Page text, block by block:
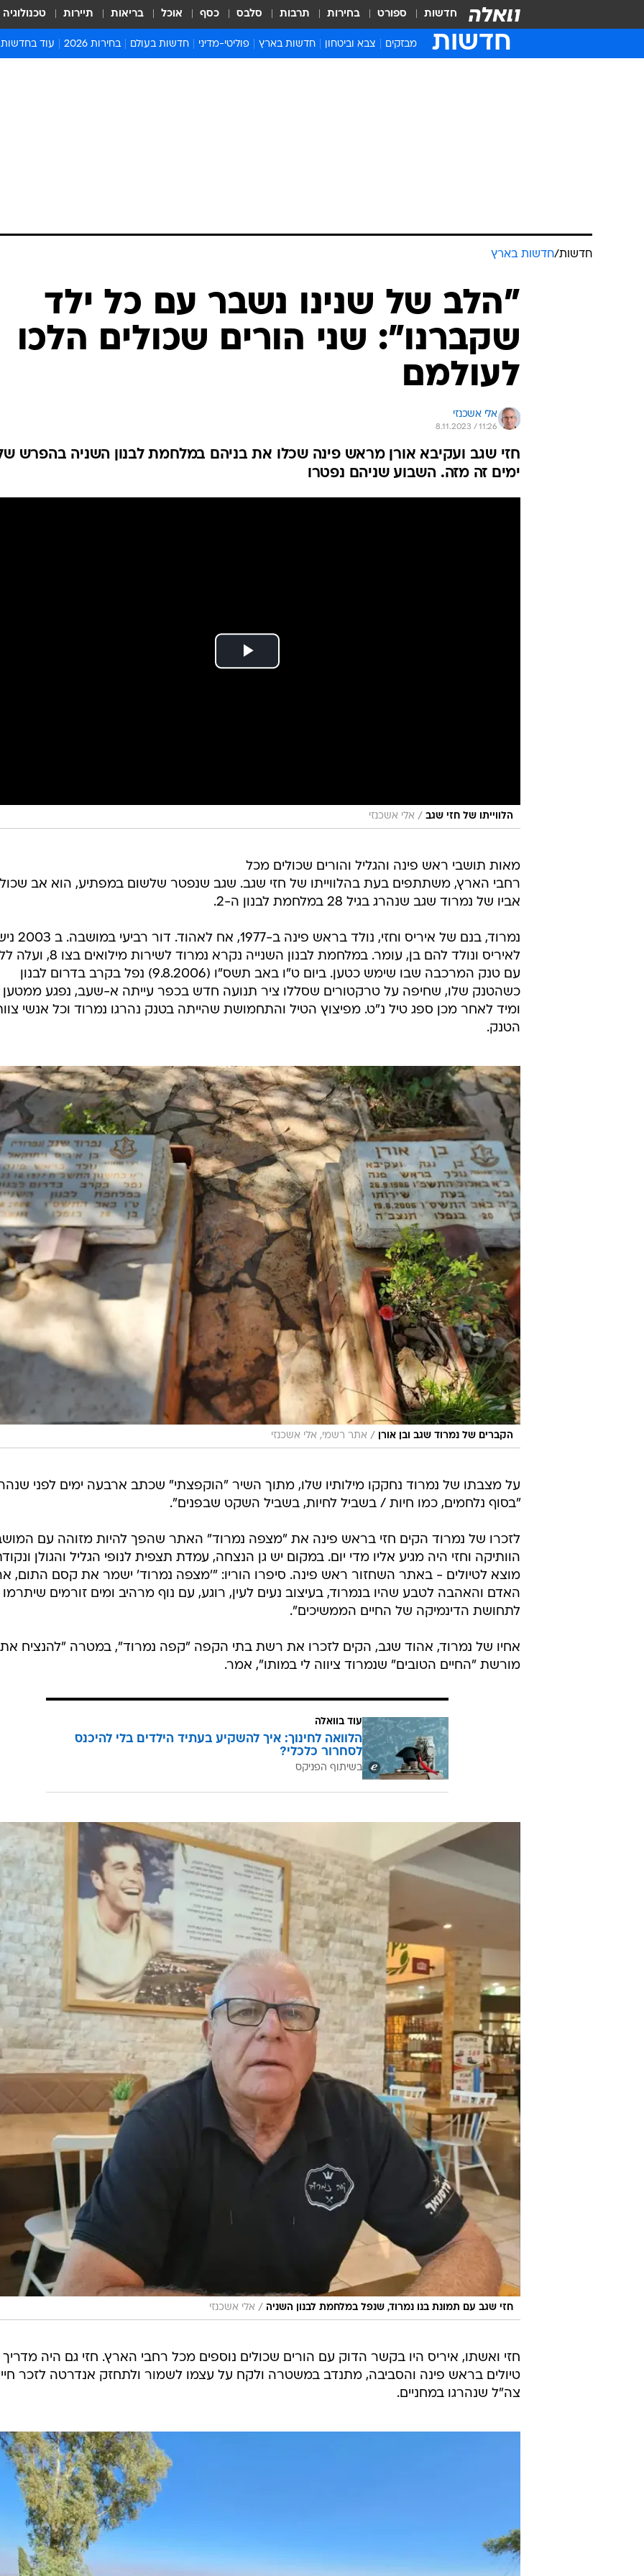
חדשות ספורט בחירות תרבות סלבס כסף אוכל בריאות תיירות טכנולוגיה
חדשות מבזקים צבא וביטחון חדשות בארץ פוליטי-מדיני חדשות בעולם בחירות 2026 עוד בחדשות
המייל האדום
חדשות/חדשות בארץ
"הלב של שנינו נשבר עם כל ילד
שקברנו": שני הורים שכולים הלכו
לעולמם
אלי אשכנזי
8.11.2023 / 11:26
ימים זה מזה. השבוע שניהם נפטרו
הלווייתו של חזי שגב / אלי אשכנזי
מאות תושבי ראש פינה והגליל והורים שכולים מכל
רחבי הארץ, משתתפים בעת בהלווייתו של חזי שגב. שגב שנפטר שלשום במפתיע, הוא אב
אביו של נמרוד שגב שנהרג בגיל 28 במלחמת לבנון ה-2.
נמרוד, בנם של איריס וחזי, נולד בראש
לאיריס ונולד להם בן, עומר. במלחמת לבנון השנייה נקרא נמרוד
עם טנק המרכבה שבו שימש כטען. ביום ט"ו באב תשס"ו (9.8.2006) נפל בקרב בדרום לבנון
כשהטנק שלו, שחיפה על טרקטורים שסללו ציר תנועה חדש בכפר עייתה א-שעב, נפגע
ומיד לאחר מכן ספג טיל נ"ט. מפיצוץ הטיל והתחמושת שהייתה בטנק נהרגו נמרוד וכל אנשי
הטנק.
הקברים של נמרוד שגב ובן אורן / אתר רשמי, אלי אשכנזי
על מצבתו של נמרוד נחקקו מילותיו שלו, מתוך השיר "הוקפצתי" שכתב ארבעה ימים לפני
"בסוף נלחמים, כמו חיות / בשביל לחיות, בשביל השקט שבפנים".
לזכרו של נמרוד הקים חזי בראש פינה את "מצפה נמרוד" האתר שהפך להיות מזוהה עם
הוותיקה וחזי היה מגיע אליו מדי יום. במקום יש גן הנצחה, עמדת תצפית לנופי הגליל והגולן
מוצא לטיולים - באתר השחזור ראש פינה. סיפרו הוריו: "'מצפה נמרוד' ישמר את קסם התום,
האדם והאהבה לטבע שהיו בנמרוד, בעיצוב נעים לעין, רוגע, עם נוף מרהיב ומים זורמים שיתרמו
לתחושת הדינמיקה של החיים הממשיכים".
אחיו של נמרוד, אהוד שגב, הקים לזכרו את רשת בתי הקפה "קפה נמרוד", במטרה "להנציח את
מורשת "החיים הטובים" שנמרוד ציווה לי במותו", אמר.
עוד בוואלה
הלוואה לחינוך: איך להשקיע בעתיד הילדים בלי להיכנס
לסחרור כלכלי?
בשיתוף הפניקס
חזי שגב עם תמונת בנו נמרוד, שנפל במלחמת לבנון השניה / אלי אשכנזי
חזי ואשתו, איריס היו בקשר הדוק עם הורים שכולים נוספים מכל רחבי הארץ. חזי גם היה מדריך
טיולים בראש פינה והסביבה, מתנדב במשטרה ולקח על עצמו לשמור ולתחזק אנדרטה לזכר
צה"ל שנהרגו במחניים.